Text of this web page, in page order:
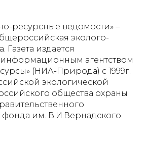
ресурсные ведомости» –
эколого-
Газета издается
агентством
(НИА-Природа) с 1999г.
экологической
общества охраны
фонда им. В.И.Вернадского.